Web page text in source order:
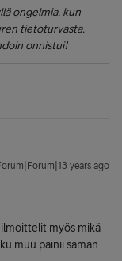
ongelmia, kun
tietoturvasta.
onnistui!
years ago
myös mikä
muu painii saman